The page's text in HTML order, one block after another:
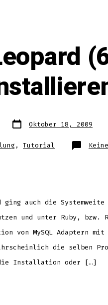
Datum
des
Oktober 18, 2009
, Tutorial
auch die Systemweite
und unter Ruby, bzw.
von MySQL Adaptern mit
die selben
Installation oder […]